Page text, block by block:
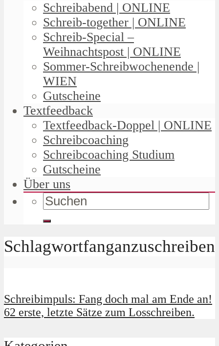
Schreibabend | ONLINE
Schreib-together | ONLINE
Schreib-Special –
Weihnachtspost | ONLINE
Sommer-Schreibwochenende |
WIEN
Gutscheine
Textfeedback
Textfeedback-Doppel | ONLINE
Schreibcoaching
Schreibcoaching Studium
Gutscheine
Über uns
Schlagwortfanganzuschreiben
Schreibimpuls: Fang doch mal am Ende an!
62 erste, letzte Sätze zum Losschreiben.